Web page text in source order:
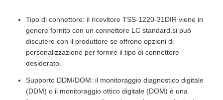
Tipo di connettore: il ricevitore TSS-1220-31DIR viene in
genere fornito con un connettore LC standard.si può
discutere con il produttore se offrono opzioni di
personalizzazione per fornire il tipo di connettore
desiderato.
Supporto DDM/DOM: il monitoraggio diagnostico digitale
(DDM) o il monitoraggio ottico digitale (DOM) è una